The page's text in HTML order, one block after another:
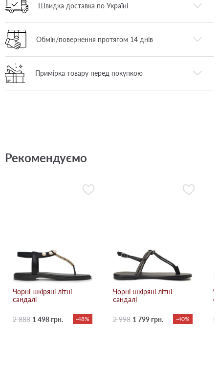
Швидка доставка по Україні
Обмін/повернення протягом 14 днів
Примірка товару перед покупкою
Рекомендуємо
Чорні шкіряні літні
сандалі
2 888 1 498 грн. -48%
Чорні шкіряні літні
сандалі
2 998 1 799 грн. -40% 2